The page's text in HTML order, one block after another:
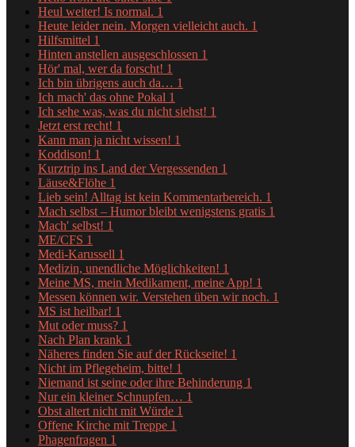
Heul weiter! Is normal. 1
Heute leider nein. Morgen vielleicht auch. 1
Hilfsmittel 1
Hinten anstellen ausgeschlossen 1
Hör' mal, wer da forscht! 1
Ich bin übrigens auch da… 1
Ich mach' das ohne Pokal 1
Ich sehe was, was du nicht siehst! 1
Jetzt erst recht! 1
Kann man ja nicht wissen! 1
Koddison! 1
Kurztrip ins Land der Vergessenden 1
Läuse&Flöhe 1
Lieb sein! Alltag ist kein Kommentarbereich. 1
Mach selbst – Humor bleibt wenigstens gratis 1
Mach' selbst! 1
ME/CFS 1
Medi-Karussell 1
Medizin, unendliche Möglichkeiten! 1
Meine MS, mein Medikament, meine App! 1
Messen können wir. Verstehen üben wir noch. 1
MS ist heilbar! 1
Mut oder muss? 1
Nach Plan krank 1
Näheres finden Sie auf der Rückseite! 1
Nicht im Pflegeheim, bitte! 1
Niemand ist seine oder ihre Behinderung 1
Nur ein kleiner Schnupfen… 1
Obst altert nicht mit Würde 1
Offene Kirche mit Treppe 1
Phagenfragen 1